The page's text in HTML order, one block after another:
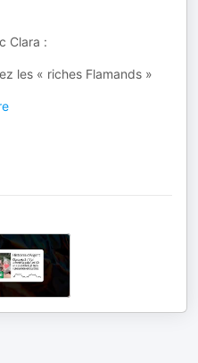
Clara :
les « riches Flamands »